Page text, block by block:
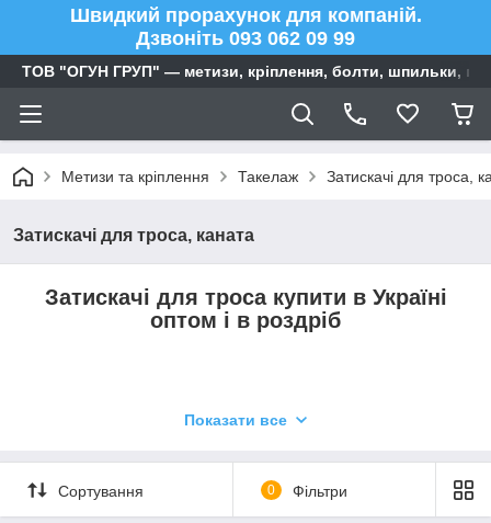
Швидкий прорахунок для компаній.
Дзвоніть 093 062 09 99
ТОВ "ОГУН ГРУП" — метизи, кріплення, болти, шпильки,
Метизи та кріплення Такелаж Затискачі для троса,
Затискачі для троса, каната
Затискачі для троса купити в Україні
оптом і в роздріб
На сайті представлений широкий асортимент
09 99
Показати все
Сортування 0 Фільтри